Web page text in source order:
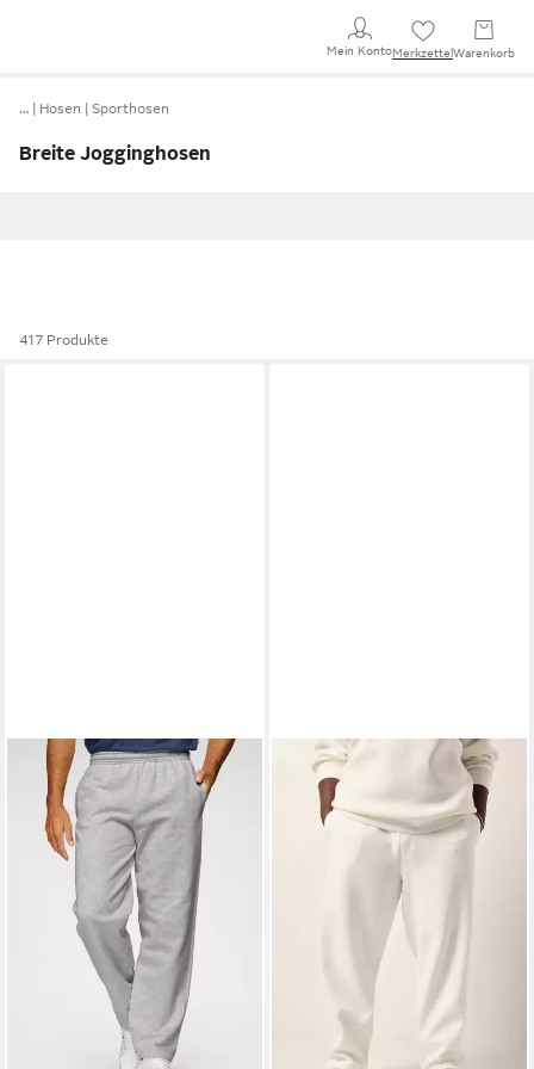
Mein KontoMerkzettel Warenkorb
… Hosen Sporthosen
Breite Jogginghosen
417 Produkte